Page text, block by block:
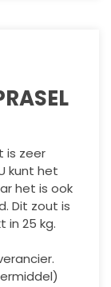
is zeer
kunt het
het is ook
Dit zout is
in 25 kg.